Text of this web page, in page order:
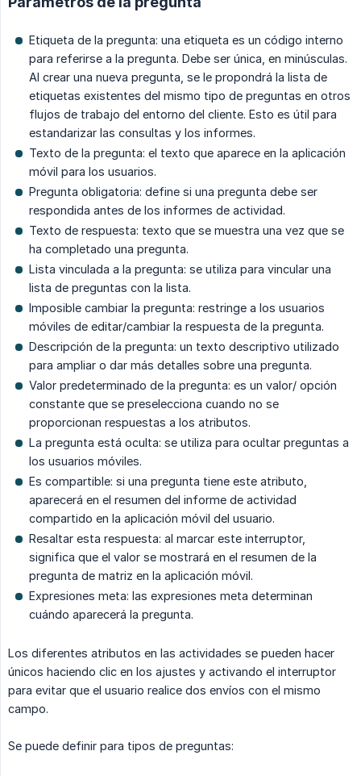
Etiqueta de la pregunta: una etiqueta es un código interno
para referirse a la pregunta. Debe ser única, en minúsculas.
Al crear una nueva pregunta, se le propondrá la lista de
etiquetas existentes del mismo tipo de preguntas en otros
flujos de trabajo del entorno del cliente. Esto es útil para
estandarizar las consultas y los informes.
Texto de la pregunta: el texto que aparece en la aplicación
móvil para los usuarios.
Pregunta obligatoria: define si una pregunta debe ser
respondida antes de los informes de actividad.
Texto de respuesta: texto que se muestra una vez que se
ha completado una pregunta.
Lista vinculada a la pregunta: se utiliza para vincular una
lista de preguntas con la lista.
Imposible cambiar la pregunta: restringe a los usuarios
móviles de editar/cambiar la respuesta de la pregunta.
Descripción de la pregunta: un texto descriptivo utilizado
para ampliar o dar más detalles sobre una pregunta.
Valor predeterminado de la pregunta: es un valor/ opción
constante que se preselecciona cuando no se
proporcionan respuestas a los atributos.
La pregunta está oculta: se utiliza para ocultar preguntas a
los usuarios móviles.
Es compartible: si una pregunta tiene este atributo,
aparecerá en el resumen del informe de actividad
compartido en la aplicación móvil del usuario.
Resaltar esta respuesta: al marcar este interruptor,
significa que el valor se mostrará en el resumen de la
pregunta de matriz en la aplicación móvil.
Expresiones meta: las expresiones meta determinan
cuándo aparecerá la pregunta.
Los diferentes atributos en las actividades se pueden hacer
únicos haciendo clic en los ajustes y activando el interruptor
para evitar que el usuario realice dos envíos con el mismo
campo.
Se puede definir para tipos de preguntas: